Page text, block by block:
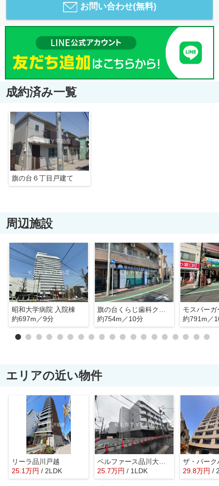
お問い合わせ(無料)
成約済み一覧
旗の台６丁目戸建て
周辺施設
昭和大学病院 入院棟
約697m／9分
約754m／10分
モスバー
約791m／
エリアの近い物件
リーラ品川戸越
25.1万円 / 2LDK
ベルファース品川大井町
25.7万円 / 1LDK 29.8万円 /